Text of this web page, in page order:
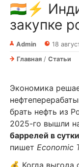
🇮🇳⚡
закупке
Admin 18
Главная / Статьи
Экономика
брать нефть из
2025-го вышли
баррелей в сутки
пишет Economic
💰 Когда